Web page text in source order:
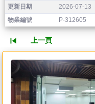
更新日期 2026-07-13
物業編號 P-312605
skip_previous 上一頁